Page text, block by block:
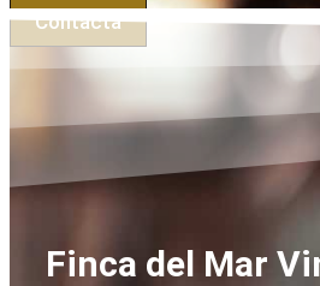
Contacta
Finca del Mar